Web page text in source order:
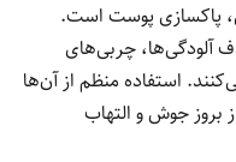
پاکسازی پوست است.
آلودگی‌ها، چربی‌های
استفاده منظم از آن‌ها
بروز جوش و التهاب